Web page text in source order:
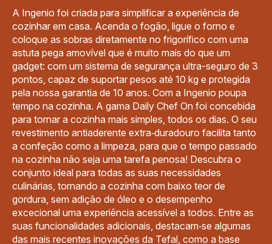
A Ingenio foi criada para simplificar a experiência de
cozinhar em casa. Acenda o fogão, ligue o forno e
coloque as sobras diretamente no frigorífico com uma
astuta pega amovível que é muito mais do que um
gadget: com um sistema de segurança ultra-seguro de 3
pontos, capaz de suportar pesos até 10 kg e protegida
pela nossa garantia de 10 anos. Com a Ingenio poupa
tempo na cozinha. A gama Daily Chef On foi concebida
para tornar a cozinha mais simples, todos os dias. O seu
revestimento antiaderente extra‑duradouro facilita tanto
a confeção como a limpeza, para que o tempo passado
na cozinha não seja uma tarefa penosa! Descubra o
conjunto ideal para todas as suas necessidades
culinárias, tornando a cozinha com baixo teor de
gordura, sem adição de óleo e o desempenho
excecional uma experiência acessível a todos. Entre as
suas funcionalidades adicionais, destacam‑se algumas
das mais recentes inovações da Tefal, como a base